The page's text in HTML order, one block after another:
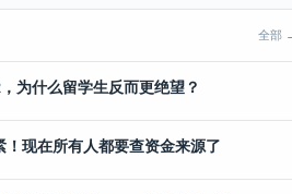
全部
为什么留学生反而更绝望？
！现在所有人都要查资金来源了